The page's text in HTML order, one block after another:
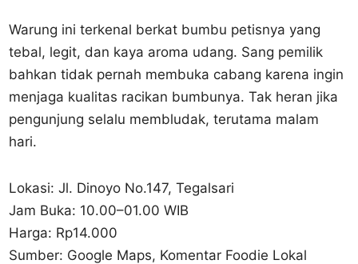
Warung ini terkenal berkat bumbu petisnya yang
tebal, legit, dan kaya aroma udang. Sang pemilik
bahkan tidak pernah membuka cabang karena ingin
menjaga kualitas racikan bumbunya. Tak heran jika
pengunjung selalu membludak, terutama malam
hari.
Lokasi: Jl. Dinoyo No.147, Tegalsari
Jam Buka: 10.00–01.00 WIB
Harga: Rp14.000
Sumber: Google Maps, Komentar Foodie Lokal